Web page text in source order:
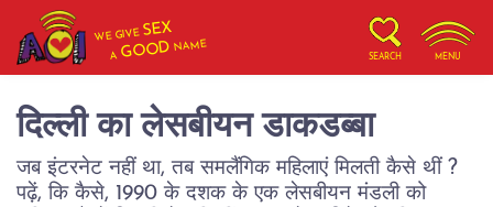
WE GIVESEX
AGOOD NAME
SEARCH MENU
दिल्ली का लेसबीयन डाकडब्बा
जब इंटरनेट नहीं था, तब समलैंगिक महिलाएं मिलती कैसे थीं ?
पढ़ें, कि कैसे, 1990 के दशक के एक लेसबीयन मंडली को